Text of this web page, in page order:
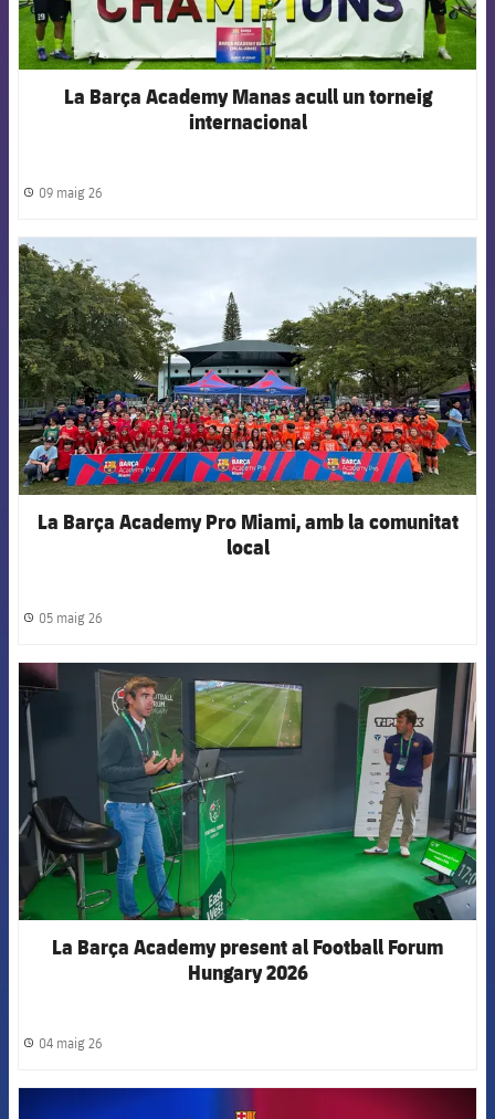
La Barça Academy Manas acull un torneig
internacional
label.share.clock
09 maig 26
La Barça Academy Pro Miami, amb la comunitat
local
label.share.clock
05 maig 26
La Barça Academy present al Football Forum
Hungary 2026
label.share.clock
04 maig 26